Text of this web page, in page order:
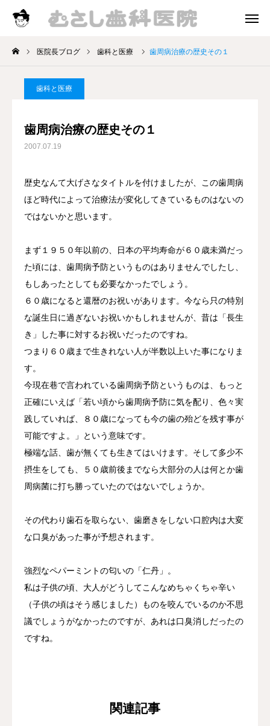
医院長ブログ 歯科と医療 歯周病治療の歴史その１
歯科と医療
歯周病治療の歴史その１
2007.07.19
歴史なんて大げさなタイトルを付けましたが、この歯周病
ほど時代によって治療法が変化してきているものはないの
ではないかと思います。
まず１９５０年以前の、日本の平均寿命が６０歳未満だっ
た頃には、歯周病予防というものはありませんでしたし、
もしあったとしても必要なかったでしょう。
６０歳になると還暦のお祝いがあります。今なら只の特別
な誕生日に過ぎないお祝いかもしれませんが、昔は「長生
き」した事に対するお祝いだったのですね。
つまり６０歳まで生きれない人が半数以上いた事になりま
す。
今現在巷で言われている歯周病予防というものは、もっと
正確にいえば「若い頃から歯周病予防に気を配り、色々実
践していれば、８０歳になっても今の歯の殆どを残す事が
可能ですよ。」という意味です。
極端な話、歯が無くても生きてはいけます。そして多少不
摂生をしても、５０歳前後までなら大部分の人は何とか歯
周病菌に打ち勝っていたのではないでしょうか。
その代わり歯石を取らない、歯磨きをしない口腔内は大変
な口臭があった事が予想されます。
強烈なペパーミントの匂いの「仁丹」。
私は子供の頃、大人がどうしてこんなめちゃくちゃ辛い
（子供の頃はそう感じました）ものを咬んでいるのか不思
議でしょうがなかったのですが、あれは口臭消しだったの
ですね。
関連記事
診療時間 アクセス
院長挨拶
お知らせ